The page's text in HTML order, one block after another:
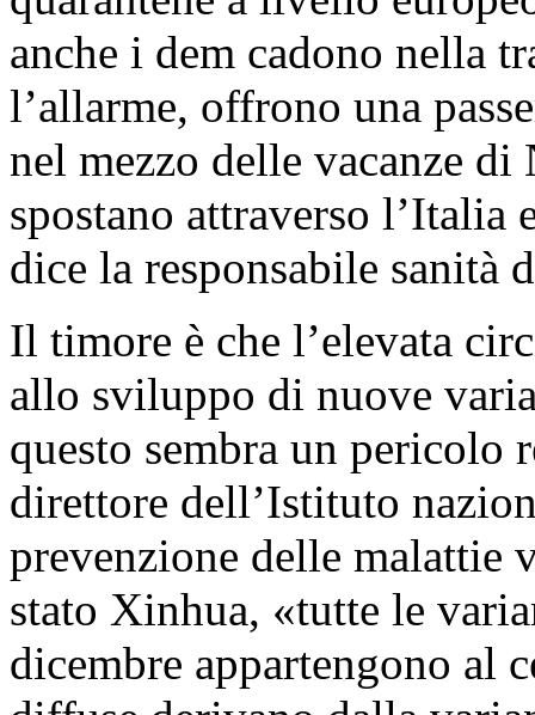
anche i dem cadono nella
l’allarme, offrono una
nel mezzo delle vacanze
spostano attraverso l’Italia
dice la responsabile sanità
Il timore è che l’elevata
allo sviluppo di nuove
questo sembra un pericolo
direttore dell’Istituto
prevenzione delle malattie
stato Xinhua, «tutte le
dicembre appartengono al